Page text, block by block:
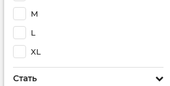
M
L
XL
Стать